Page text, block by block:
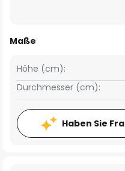
Maße
Höhe (cm):
Durchmesser (cm):
Haben Sie